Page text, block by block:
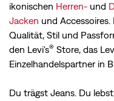
ikonischen Herren- und
Jacken und Accessoires.
Qualität, Stil und
den Levi's® Store, das
Einzelhandelspartner in
Du trägst Jeans. Du